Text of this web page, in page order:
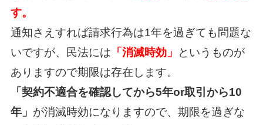
す。
通知さえすれば請求行為は1年を過ぎても問題な
いですが、
民法には 「消滅時効」
というものが
ありますので期限は存在します。
「契約不適合を確認してから5年or取引から10
年」 が消滅時効になりますので、 期限を過ぎな